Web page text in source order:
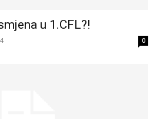
u 1.CFL?!
0